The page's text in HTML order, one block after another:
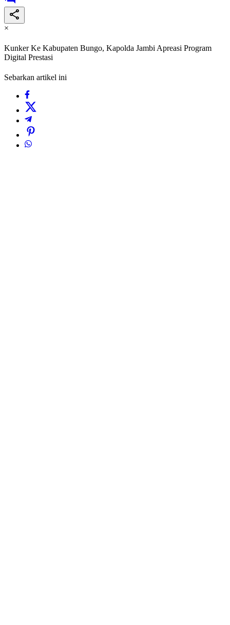
×
Kunker Ke Kabupaten Bungo, Kapolda Jambi Apreasi Program
Digital Prestasi
Sebarkan artikel ini